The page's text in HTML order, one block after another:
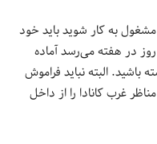
اگر قصد دارید بعنوان Train Manager مشغول به کار شوید باید خود
در هفته می‌رسد آماده
باشید. البته نباید فراموش
غرب کانادا را از داخل